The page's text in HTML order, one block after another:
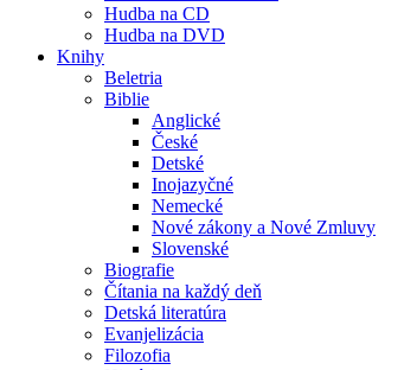
Hudba na CD
Hudba na DVD
Knihy
Beletria
Biblie
Anglické
České
Detské
Inojazyčné
Nemecké
Nové zákony a Nové Zmluvy
Slovenské
Biografie
Čítania na každý deň
Detská literatúra
Evanjelizácia
Filozofia